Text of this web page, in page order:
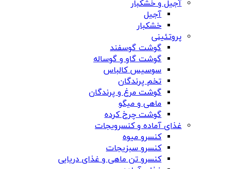
آجیل و خشکبار
آجیل
خشکبار
پروتئینی
گوشت گوسفند
گوشت گاو و گوساله
سوسیس کالباس
تخم پرندگان
گوشت مرغ و پرندگان
ماهی و میگو
گوشت چرخ کرده
غذای آماده و کنسرویجات
کنسرو میوه
کنسرو سبزیجات
کنسرو تن ماهی و غذای دریایی